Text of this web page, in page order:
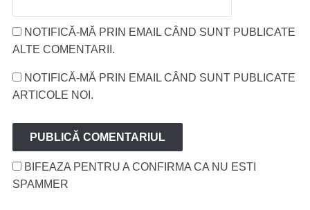
NOTIFICĂ-MĂ PRIN EMAIL CÂND SUNT PUBLICATE
ALTE COMENTARII.
NOTIFICĂ-MĂ PRIN EMAIL CÂND SUNT PUBLICATE
ARTICOLE NOI.
BIFEAZA PENTRU A CONFIRMA CA NU ESTI
SPAMMER